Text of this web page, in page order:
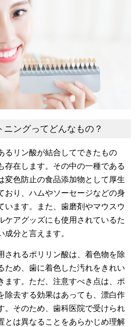
ングってどんなもの？
るリン酸が結合してできたもの
存在します。その中の一種である
変色防止の食品添加物として厚生
おり、ハムやソーセージなどの身
います。また、歯磨剤やマウスウ
ケアグッズにも使用されているた
分と言えます。
されるポリリン酸は、着色物を除
ため、歯に着色した汚れをきれい
ます。ただ、注意すべき点は、ポ
除去する効果はあっても、漂白作
。そのため、歯科医院で受けられ
とは異なることをあらかじめ理解